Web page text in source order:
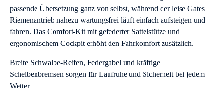
passende Übersetzung ganz von selbst, während der leise Gates
Riemenantrieb nahezu wartungsfrei läuft einfach aufsteigen und
fahren. Das Comfort-Kit mit gefederter Sattelstütze und
ergonomischem Cockpit erhöht den Fahrkomfort zusätzlich.
Breite Schwalbe-Reifen, Federgabel und kräftige
Scheibenbremsen sorgen für Laufruhe und Sicherheit bei jedem
Wetter.